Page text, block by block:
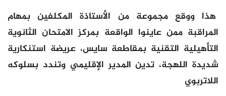
هذا ووقع مجموعة من الأستاذة المكلفين بمهام
المراقبة ممن عاينوا الواقعة بمركز الامتحان الثانوية
التأهيلية التقنية بمقاطعة سايس، عريضة استنكارية
شديدة اللهجة، تدين المدير الإقليمي وتندد بسلوكه
اللاتربوي